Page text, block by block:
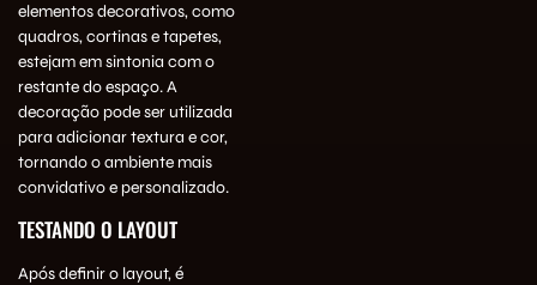
elementos decorativos, como
quadros, cortinas e tapetes,
estejam em sintonia com o
restante do espaço. A
decoração pode ser utilizada
para adicionar textura e cor,
tornando o ambiente mais
convidativo e personalizado.
TESTANDO O LAYOUT
Após definir o layout, é